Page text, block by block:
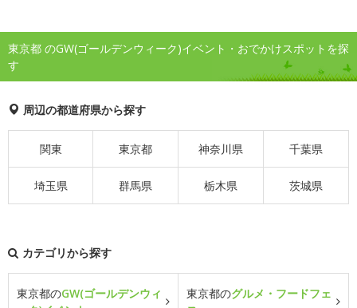
東京都 のGW(ゴールデンウィーク)イベント・おでかけスポットを探
す
周辺の都道府県から探す
関東 東京都 神奈川県 千葉県
埼玉県 群馬県 栃木県 茨城県
カテゴリから探す
東京都のGW(ゴールデンウィ
東京都のグルメ・フードフェ